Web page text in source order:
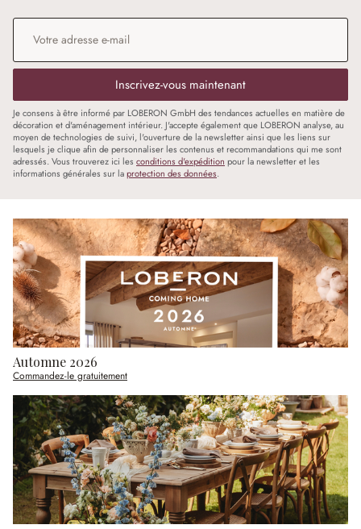
Adresse e-mail
Inscrivez-vous maintenant
Je consens à être informé par LOBERON GmbH des tendances actuelles en matière de
décoration et d'aménagement intérieur. J'accepte également que LOBERON analyse, au
moyen de technologies de suivi, l'ouverture de la newsletter ainsi que les liens sur
lesquels je clique afin de personnaliser les contenus et recommandations qui me sont
adressés. Vous trouverez ici les conditions d'expédition pour la newsletter et les
informations générales sur laprotection des données.
Automne 2026
Commandez-le gratuitement